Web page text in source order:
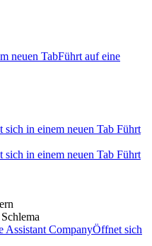
neuen TabFührt auf eine
sich in einem neuen Tab Führt
sich in einem neuen Tab Führt
Assistant CompanyÖffnet sich